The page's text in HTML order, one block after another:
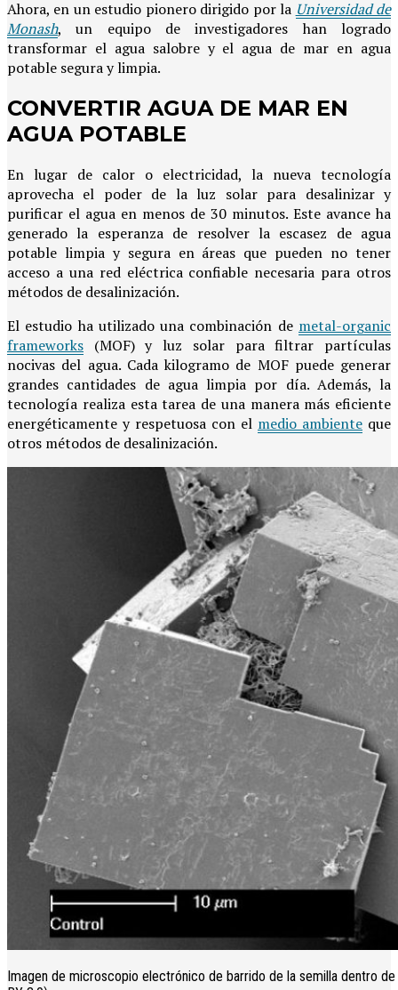
Ahora, en un estudio pionero dirigido por la Universidad de
Monash, un equipo de investigadores han logrado
transformar el agua salobre y el agua de mar en agua
potable segura y limpia.
CONVERTIR AGUA DE MAR EN
AGUA POTABLE
En lugar de calor o electricidad, la nueva tecnología
aprovecha el poder de la luz solar para desalinizar y
purificar el agua en menos de 30 minutos. Este avance ha
generado la esperanza de resolver la escasez de agua
potable limpia y segura en áreas que pueden no tener
acceso a una red eléctrica confiable necesaria para otros
métodos de desalinización.
El estudio ha utilizado una combinación de metal-organic
frameworks (MOF) y luz solar para filtrar partículas
nocivas del agua. Cada kilogramo de MOF puede generar
grandes cantidades de agua limpia por día. Además, la
tecnología realiza esta tarea de una manera más eficiente
energéticamente y respetuosa con el medio ambiente que
otros métodos de desalinización.
Imagen de microscopio electrónico de barrido de la semilla dentro de